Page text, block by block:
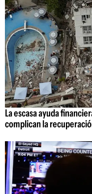
La escasa ayuda
complican la